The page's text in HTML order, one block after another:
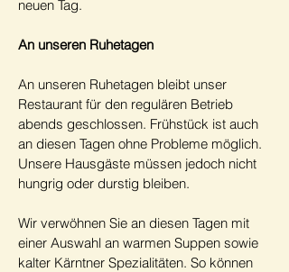
neuen Tag.​
An unseren Ruhetagen
An unseren Ruhetagen bleibt unser
Restaurant für den regulären Betrieb
abends geschlossen. Frühstück ist auch
an diesen Tagen ohne Probleme möglich.
Unsere Hausgäste müssen jedoch nicht
hungrig oder durstig bleiben.
Wir verwöhnen Sie an diesen Tagen mit
einer Auswahl an warmen Suppen sowie
kalter Kärntner Spezialitäten. So können